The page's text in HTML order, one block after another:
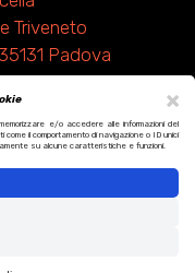
×
e/o accedere alle informazioni del
il comportamento di navigazione o ID unici
su alcune caratteristiche e funzioni.
Triveneto
Padova